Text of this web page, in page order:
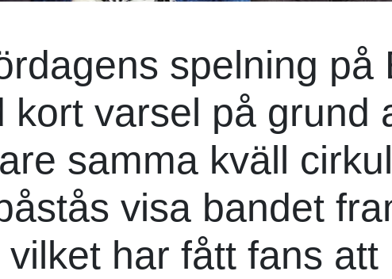
spelning på
kort varsel på grund
samma kväll
visa bandet
har fått fans att